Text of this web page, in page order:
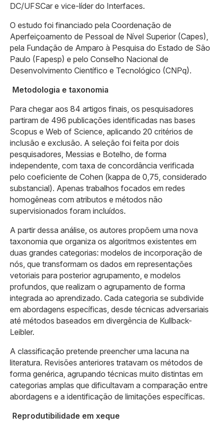
DC/UFSCar e vice-líder do Interfaces.
O estudo foi financiado pela Coordenação de
Aperfeiçoamento de Pessoal de Nível Superior (Capes),
pela Fundação de Amparo à Pesquisa do Estado de São
Paulo (Fapesp) e pelo Conselho Nacional de
Desenvolvimento Científico e Tecnológico (CNPq).
Metodologia e taxonomia
Para chegar aos 84 artigos finais, os pesquisadores
partiram de 496 publicações identificadas nas bases
Scopus e Web of Science, aplicando 20 critérios de
inclusão e exclusão. A seleção foi feita por dois
pesquisadores, Messias e Botelho, de forma
independente, com taxa de concordância verificada
pelo coeficiente de Cohen (kappa de 0,75, considerado
substancial). Apenas trabalhos focados em redes
homogêneas com atributos e métodos não
supervisionados foram incluídos.
A partir dessa análise, os autores propõem uma nova
taxonomia que organiza os algoritmos existentes em
duas grandes categorias: modelos de incorporação de
nós, que transformam os dados em representações
vetoriais para posterior agrupamento, e modelos
profundos, que realizam o agrupamento de forma
integrada ao aprendizado. Cada categoria se subdivide
em abordagens específicas, desde técnicas adversariais
até métodos baseados em divergência de Kullback-
Leibler.
A classificação pretende preencher uma lacuna na
literatura. Revisões anteriores tratavam os métodos de
forma genérica, agrupando técnicas muito distintas em
categorias amplas que dificultavam a comparação entre
abordagens e a identificação de limitações específicas.
Reprodutibilidade em xeque